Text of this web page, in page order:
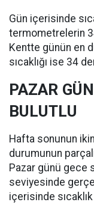
Gün içerisinde
termometrelerin
Kentte günün en
sıcaklığı ise 34
PAZAR
BULUTLU
Hafta sonunun
durumunun
Pazar günü gece
seviyesinde
içerisinde